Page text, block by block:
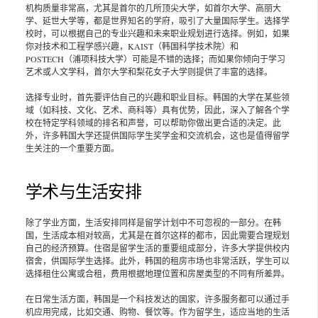
机构质量非常高，尤其是首尔的几所顶尖大学，如首尔大学、高丽大
学、延世大学等，都是世界知名的学府，吸引了大量国际学生。选择学
校时，可以根据自己的专业兴趣和未来职业规划进行选择。例如，如果
你对技术和工程学感兴趣，KAIST（韩国科学技术院）和
POSTECH（浦项科技大学）可能是不错的选择；而如果你倾向于学习
艺术或人文学科，首尔大学和梨花女子大学则提供了丰富的选择。
选择专业时，首先要评估自己的兴趣和职业目标。韩国的大学在某些领
域（如科技、文化、艺术、商科等）具有优势，因此，深入了解各个学
校在特定学科领域的排名和声誉，可以帮助你做出更合适的决定。此
外，许多韩国大学还提供国际学生奖学金和交流机会，这也是值得留学
生关注的一个重要方面。
学术与生活安排
除了学业方面，生活安排同样是留学计划中不可忽视的一部分。在韩
国，生活成本相对较高，尤其是在首尔这样的都市，因此需要合理规划
自己的经济预算。住宿是留学生活的重要组成部分，许多大学提供校内
宿舍，供国际学生选择。此外，韩国的租房市场也非常活跃，学生可以
选择租住公寓或合租，费用根据地理位置和房屋类型的不同有所差异。
在日常生活方面，韩国是一个科技发达的国家，许多服务都可以通过手
机应用完成，比如交通、购物、餐饮等。作为留学生，适应当地的生活